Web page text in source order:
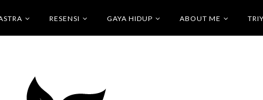
RESENSI GAYA HIDUP ABOUT ME